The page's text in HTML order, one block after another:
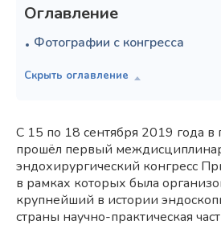
Оглавление
Фотографии с конгресса
С 15 по 18 сентября 2019 года в
прошёл первый
эндохирургический конгресс
в рамках которых была
крупнейший в истории
страны научно-практическая